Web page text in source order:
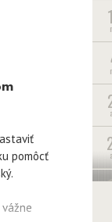
pomôcť